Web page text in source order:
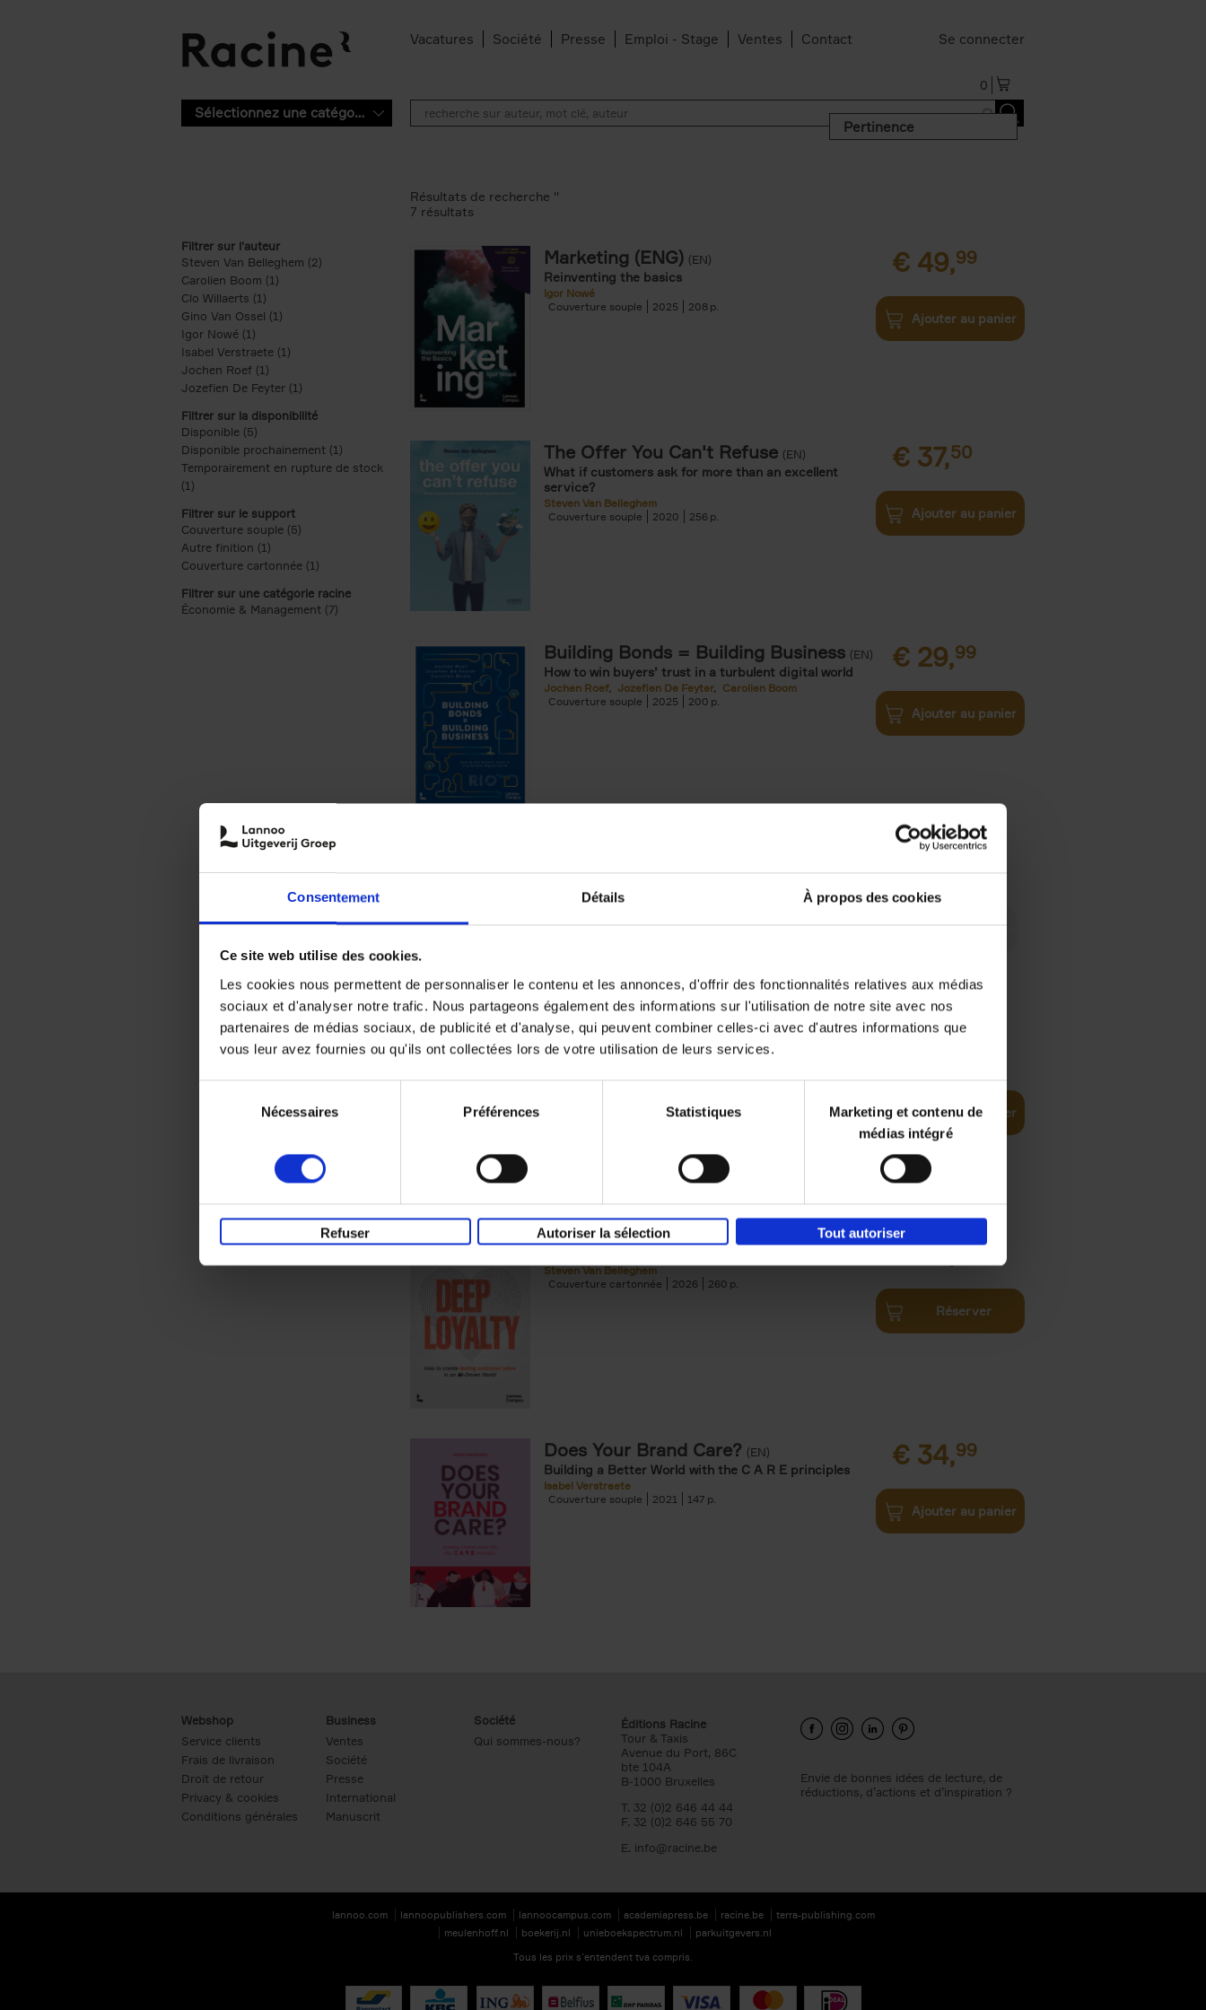
Consentement Détails À propos des cookies
Ce site web utilise des cookies.
Les cookies nous permettent de personnaliser le contenu et les annonces, d'offrir des fonctionnalités relatives aux médias
sociaux et d'analyser notre trafic. Nous partageons également des informations sur l'utilisation de notre site avec nos
partenaires de médias sociaux, de publicité et d'analyse, qui peuvent combiner celles-ci avec d'autres informations que
vous leur avez fournies ou qu'ils ont collectées lors de votre utilisation de leurs services.
Nécessaires Préférences Statistiques
Marketing et contenu de
médias intégré
Refuser Autoriser la sélection Tout autoriser
Vacatures Société Presse Emploi - Stage Ventes Contact Se connecter
0
Sélectionnez une catégorie
Pertinence
Filtrer sur l'auteur
Steven Van Belleghem (2) Apply Steven Van Belleghem filter
Carolien Boom (1)
Clo Willaerts (1)
Gino Van Ossel (1)
Igor Nowé (1)
Isabel Verstraete (1) Apply Isabel Verstraete filter
Jochen Roef (1)
Jozefien De Feyter (1) Apply Jozefien De Feyter filter
Filtrer sur la disponibilité
Disponible (5)
Disponible prochainement (1) Apply Disponible prochainement filter
Temporairement en rupture de stock
(1) Apply Temporairement en rupture de stock filter
Filtrer sur le support
Couverture souple (5) Apply Couverture souple filter
Autre finition (1)
Couverture cartonnée (1)
Filtrer sur une catégorie racine
Économie & Management (7) Apply Économie & Management filter
Résultats de recherche ''
7 résultats
Marketing (ENG) (EN)
Reinventing the basics
Igor Nowé
Couverture souple
2025 208
€ 49,99
Ajouter au panier
The Offer You Can't Refuse (EN)
What if customers ask for more than an excellent
service?
Steven Van Belleghem
Couverture souple
2020 256
€ 37,50
Ajouter au panier
Building Bonds = Building Business (EN)
How to win buyers’ trust in a turbulent digital world
Jochen Roef Jozefien De Feyter
Carolien Boom
Couverture souple
2025 200
€ 29,99
Ajouter au panier
Hysteria (EN)
Develop and Implement a Winning Strategy as a
Gino Van Ossel
29,99
Digital marketing like a PRO -
completely revised edition (EN)
Ajouter au panier
Deep Loyalty (ENG)
Steven Van Belleghem
Couverture cartonnée
2026 260
€34,99
Réserver
Does Your Brand Care? (EN)
Building a Better World with the C A R E principles
Isabel Verstraete
Couverture souple
2021 147
€ 34,99
Ajouter au panier
Webshop
Service clients
Frais de livraison
Droit de retour
Privacy & cookies
Conditions générales
Business
Ventes
Société
Presse
International
Manuscrit
Société
Qui sommes-nous?
Éditions Racine
Tour & Taxis
Avenue du Port, 86C
bte 104A
B-1000 Bruxelles
T. 32 (0)2 646 44 44
F. 32 (0)2 646 55 70
E. info@racine.be
Envie de bonnes idées de lecture, de
réductions, d’actions et d’inspiration ?
lannoo.com lannoopublishers.com lannoocampus.com academiapress.be racine.be
terra-publishing.com
meulenhoff.nl
boekerij.nl unieboekspectrum.nl
parkuitgevers.nl
Tous les prix s’entendent tva compris.